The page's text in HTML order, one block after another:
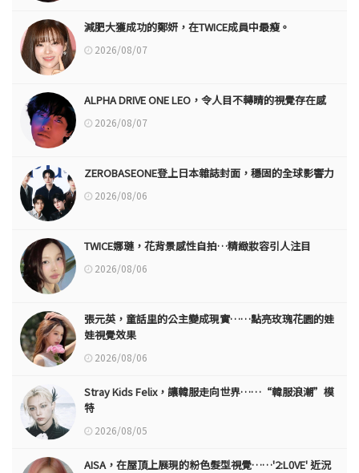
減肥大獲成功的鄭妍，在TWICE成員中最瘦。
2026/08/07
ALPHA DRIVE ONE LEO，令人目不轉睛的視覺存在感
2026/08/07
ZEROBASEONE登上日本雜誌封面，穩固的全球影響力
2026/08/06
TWICE娜璉，花背景感性自拍…精緻妝容引人注目
2026/08/06
張元英，童話里的公主變成現實……點亮玫瑰花園的娃
娃視覺效果
2026/08/06
Stray Kids Felix，讓韓服走向世界……“韓服浪潮”模
特
2026/08/05
AISA，在屋頂上展現的粉色髮型視覺……'2:L0VE' 近況